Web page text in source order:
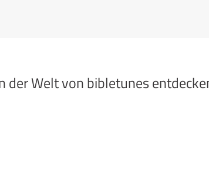
der Welt von bibletunes